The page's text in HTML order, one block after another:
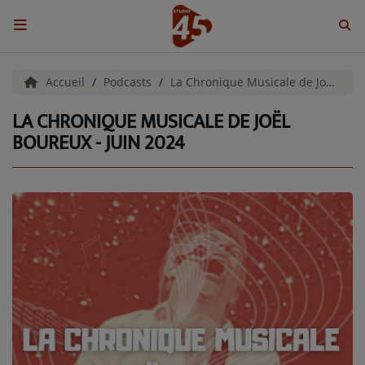
ACCUEIL
Emissions
BENJI & COMPAGNIE
GIEN, SA FABULEUSE HISTOIRE
GRAFFITI CINÉMA
LES ASSOCIÉS DU JOUR
LA CHRONIQUE ENVIRONNEMENTALE
LA CHRONIQUE MUSICALE
Accueil Podcasts La Chronique Musicale de Joel Boureux
LA CHRONIQUE MUSICALE DE JOËL
BOUREUX - JUIN 2024